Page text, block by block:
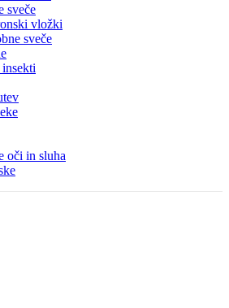
sveče
vložki
sveče
insekti
oči in sluha